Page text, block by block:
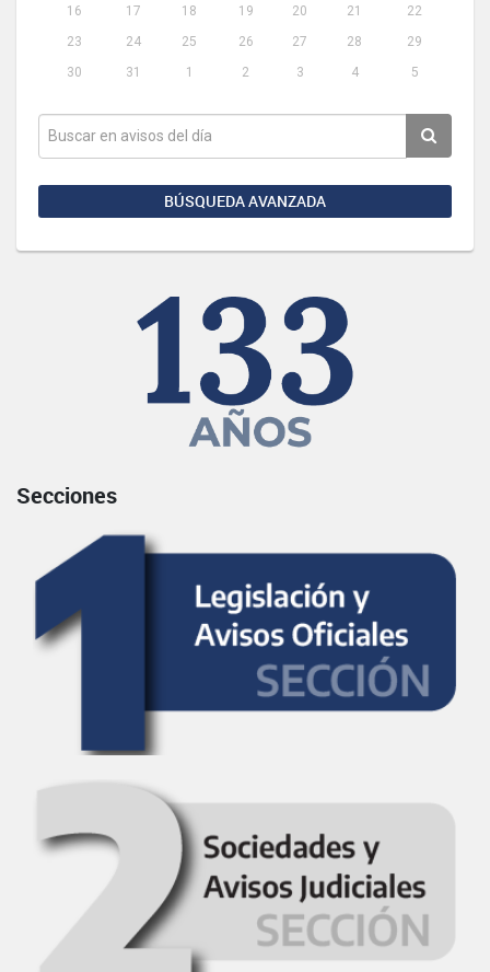
16
17 18 19 20 21
22
23
24 25 26 27 28
29
30
31 1 2 3 4 5
BÚSQUEDA AVANZADA
Secciones